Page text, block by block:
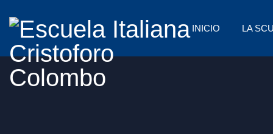
INICIO LA